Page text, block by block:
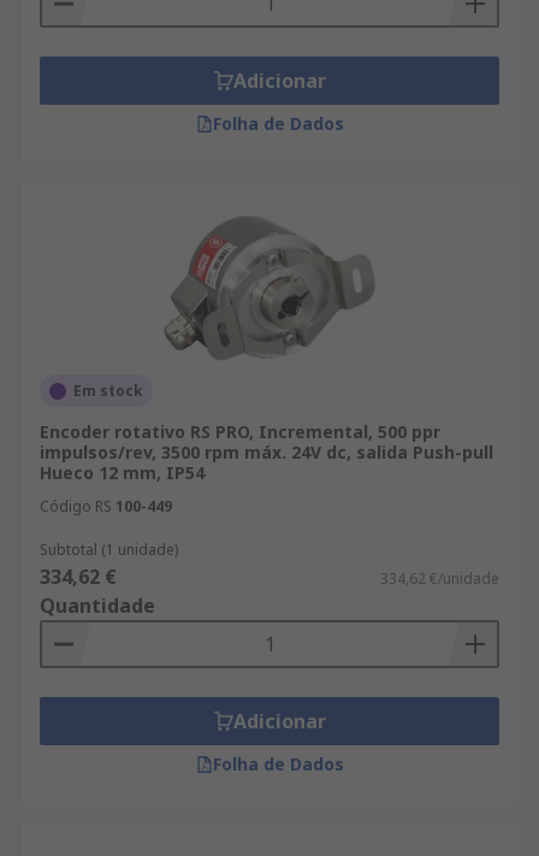
Adicionar
Folha de Dados
Em stock
Encoder rotativo RS PRO, Incremental, 500 ppr
impulsos/rev, 3500 rpm máx. 24V dc, salida Push-pull
Hueco 12 mm, IP54
Código RS 100-449
Subtotal (1 unidade)
334,62 € 334,62 €/unidade
Quantidade
Adicionar
Folha de Dados